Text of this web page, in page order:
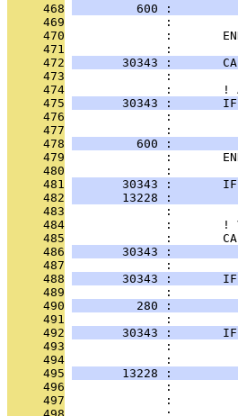
     468
600 :
     469
:
     470
:
     471
              :
     472
30343 :
     473
              :
     474
:       !
     475
30343 :
     476
:
     477
:
     478
600 :
     479
:
     480
              :
     481
30343 :
     482
13228 :
     483
              :
     484
:       !
     485
:
     486
30343 :
     487
              :
     488
30343 :
     489
:
     490
280 :
     491
              :
     492
30343 :
     493
:
     494
:
     495
13228 :
     496
              :
     497
: